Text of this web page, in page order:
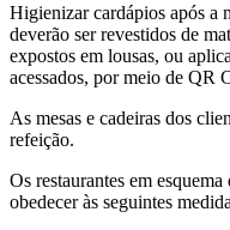
Higienizar cardápios após a
deverão ser revestidos de
expostos em lousas, ou
acessados, por meio de QR
As mesas e cadeiras dos
refeição.
Os restaurantes em
obedecer às seguintes